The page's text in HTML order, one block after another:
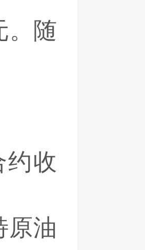
。随
约收
原油